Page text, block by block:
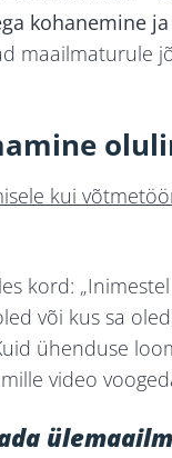
kohanemine
maailmaturule
kui
kord:
või kus sa
ühenduse
video